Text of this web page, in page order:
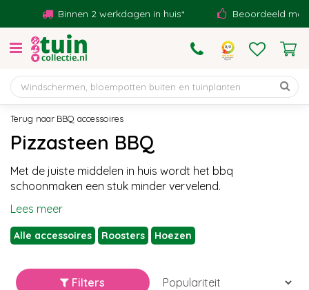
BBQ accessoires
Binnen 2 werkdagen in huis* Beoordeeld met een
Pizzasteen BBQ
Met de juiste middelen in huis wordt het bbq
schoonmaken een stuk minder vervelend.
Lees meer
Alle accessoires Roosters Hoezen
Filters